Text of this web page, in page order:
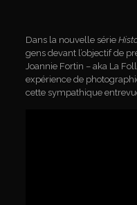
Dans la nouvelle série
gens devant l’objectif de
Joannie Fortin – aka La
expérience de
cette sympathique